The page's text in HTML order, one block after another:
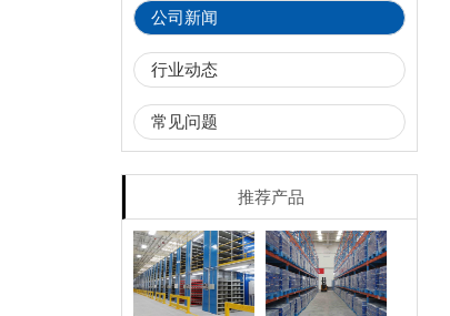
公司新闻
行业动态
常见问题
推荐产品